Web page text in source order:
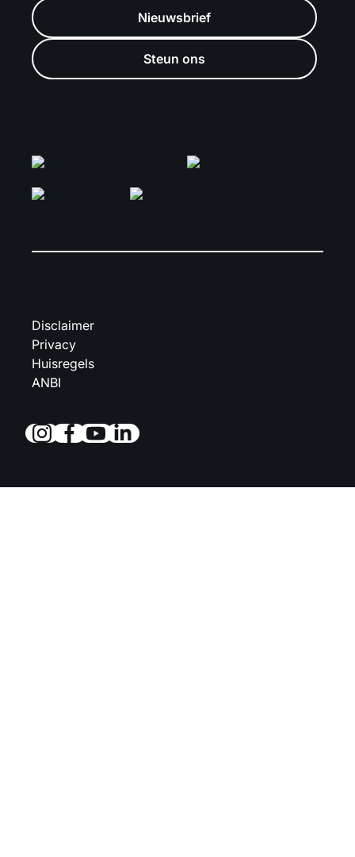
Nieuwsbrief
Steun ons
Disclaimer
Privacy
Huisregels
ANBI